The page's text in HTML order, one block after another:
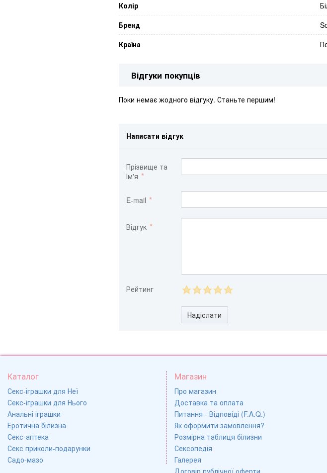
Колір
Бренд
Країна
Відгуки покупців
Поки немає жодного відгуку. Станьте першим!
Написати відгук
Прізвище та
Ім'я
E-mail
Відгук
Рейтинг
Надіслати
Каталог
Секс-іграшки для Неї
Секс-іграшки для Нього
Анальні іграшки
Еротична білизна
Секс-аптека
Секс приколи-подарунки
Садо-мазо
Магазин
Про магазин
Доставка та оплата
Питання - Відповіді (F.A.Q.)
Як оформити замовлення?
Розмірна таблиця білизни
Сексопедія
Галерея